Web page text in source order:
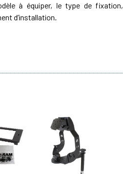
à équiper, le type de fixation,
d’installation.